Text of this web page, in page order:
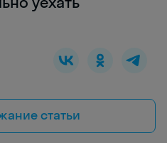
статьи